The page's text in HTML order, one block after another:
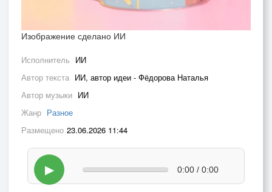
Изображение сделано ИИ
Исполнитель ИИ
Автор текста ИИ, автор идеи - Фёдорова Наталья
Автор музыки ИИ
Жанр Разное
Размещено 23.06.2026 11:44
▶ 0:00 / 0:00